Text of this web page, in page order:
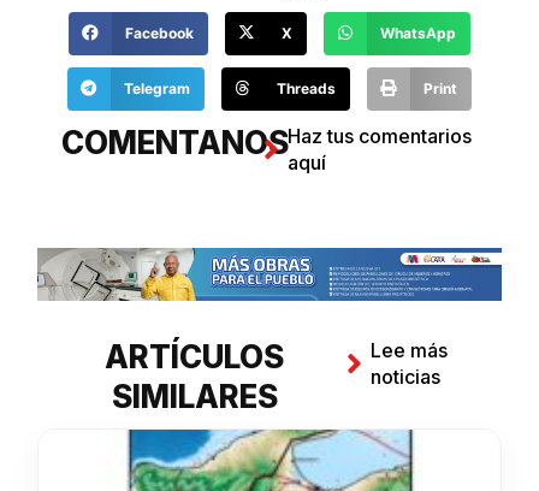
Facebook X WhatsApp
Telegram Threads Print
COMENTANOSHaz tus comentarios
aquí
ARTÍCULOS
SIMILARES
Lee más
noticias